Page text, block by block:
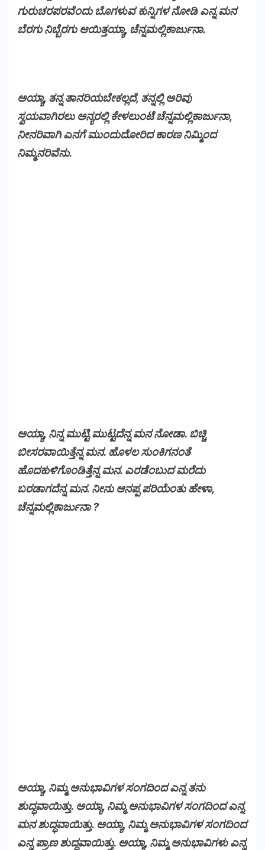
ಗುರುಚರಪರವೆಂದು ಬೊಗಳುವ ಕುನ್ನಿಗಳ ನೋಡಿ ಎನ್ನ ಮನ
ಬೆರಗು ನಿಬ್ಬೆರಗು ಆಯಿತ್ತಯ್ಯಾ, ಚೆನ್ನಮಲ್ಲಿಕಾರ್ಜುನಾ.
ಅಯ್ಯಾ, ತನ್ನ ತಾನರಿಯಬೇಕಲ್ಲದೆ, ತನ್ನಲ್ಲಿ ಅರಿವು
ಸ್ವಯವಾಗಿರಲು ಅನ್ಯರಲ್ಲಿ ಕೇಳಲುಂಟೆ ಚೆನ್ನಮಲ್ಲಿಕಾರ್ಜುನಾ,
ನೀನರಿವಾಗಿ ಎನಗೆ ಮುಂದುದೋರಿದ ಕಾರಣ ನಿಮ್ಮಿಂದ
ನಿಮ್ಮನರಿವೆನು.
ಅಯ್ಯಾ, ನಿನ್ನ ಮುಟ್ಟಿ ಮುಟ್ಟದೆನ್ನ ಮನ ನೋಡಾ. ಬಿಚ್ಚಿ
ಬೀಸರವಾಯಿತ್ತೆನ್ನ ಮನ. ಹೊಳಲ ಸುಂಕಿಗನಂತೆ
ಹೊದಕುಳಿಗೊಂಡಿತ್ತೆನ್ನ ಮನ. ಎರಡೆಂಬುದ ಮರೆದು
ಬರಡಾಗದೆನ್ನ ಮನ. ನೀನು ಆನಪ್ಪ ಪರಿಯೆಂತು ಹೇಳಾ,
ಚೆನ್ನಮಲ್ಲಿಕಾರ್ಜುನಾ ?
ಅಯ್ಯಾ, ನಿಮ್ಮ ಅನುಭಾವಿಗಳ ಸಂಗದಿಂದ ಎನ್ನ ತನು
ಶುದ್ಧವಾಯಿತ್ತು. ಅಯ್ಯಾ, ನಿಮ್ಮ ಅನುಭಾವಿಗಳ ಸಂಗದಿಂದ ಎನ್ನ
ಮನ ಶುದ್ಧವಾಯಿತ್ತು. ಅಯ್ಯಾ, ನಿಮ್ಮ ಅನುಭಾವಿಗಳ ಸಂಗದಿಂದ
ಎನ್ನ ಪ್ರಾಣ ಶುದ್ಧವಾಯಿತ್ತು. ಅಯ್ಯಾ, ನಿಮ್ಮ ಅನುಭಾವಿಗಳು ಎನ್ನ